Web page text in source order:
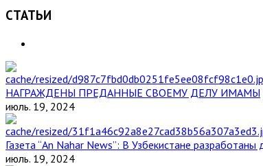
СТАТЬИ
НАГРАЖДЕНЫ ПРЕДАННЫЕ СВОЕМУ ДЕЛУ ИМАМЫ
июль. 19, 2024
Газета “An Nahar News”: В Узбекистане
июль. 19, 2024